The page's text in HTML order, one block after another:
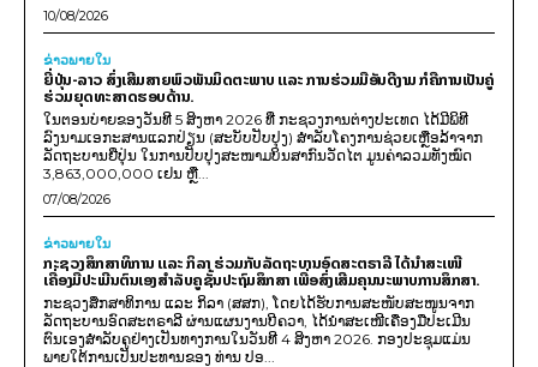
10/08/2026
ຂ່າວພາຍ​ໃນ
ຍີ່ປຸ່ນ-ລາວ ສົ່ງເສີມສາຍພົວພັນມິດຕະພາບ ແລະ ການຮ່ວມມືອັນດີງາມ ກໍຄືການເປັນຄູ່
ຮ່ວມຍຸດທະສາດຮອບດ້ານ.
ໃນຕອນບ່າຍຂອງວັນທີ 5 ສິງຫາ 2026 ທີ່ ກະຊວງການຕ່າງປະເທດ ໄດ້ມີພິທີ
ລົງນາມເອກະສານແລກປ່ຽນ (ສະບັບປັບປຸງ) ສໍາລັບໂຄງການຊ່ວຍເຫຼືອລ້າຈາກ
ລັດຖະບານຍີ່ປຸ່ນ ໃນການປັບປຸງສະໜາມບິນສາກົນວັດໄຕ ມູນຄ່າລວມທັງໝົດ
3,863,000,000 ເຢນ ຫຼື...
07/08/2026
ຂ່າວພາຍ​ໃນ
ກະຊວງສຶກສາທິການ ແລະ ກິລາ ຮ່ວມກັບລັດຖະບານອົດສະຕຣາລີ ໄດ້ນຳສະເໜີ
ເຄື່ອງມືປະເມີນຕົນເອງສຳລັບຄູຊັ້ນປະຖົມສຶກສາ ເພື່ອສົ່ງເສີມຄຸນນະພາບການສຶກສາ.
ກະຊວງສຶກສາທິການ ແລະ ກິລາ (ສສກ), ໂດຍໄດ້ຮັບການສະໜັບສະໜູນຈາກ
ລັດຖະບານອົດສະຕຣາລີ ຜ່ານແຜນງານບີຄວາ, ໄດ້ນຳສະເໜີເຄື່ອງມືປະເມີນ
ຕົນເອງສຳລັບຄູຢ່າງເປັນທາງການໃນວັນທີ 4 ສິງຫາ 2026. ກອງປະຊຸມແມ່ນ
ພາຍໃຕ້ການເປັນປະທານຂອງ ທ່ານ ປອ...